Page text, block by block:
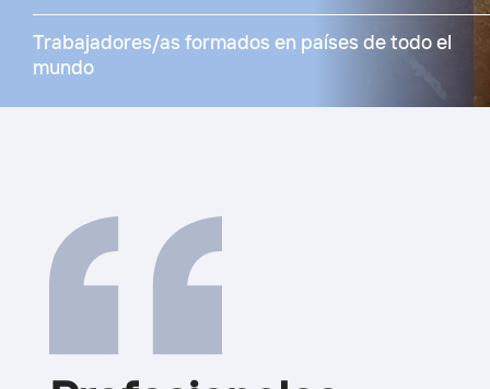
Trabajadores/as formados en países de todo el
mundo